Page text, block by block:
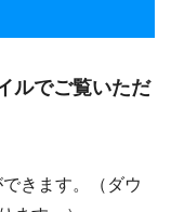
ルでご覧いただ
きます。（ダウ